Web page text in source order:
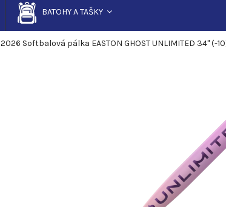
BATOHY A TAŠKY
2026 Softbalová pálka EASTON GHOST UNLIMITED 34" (-